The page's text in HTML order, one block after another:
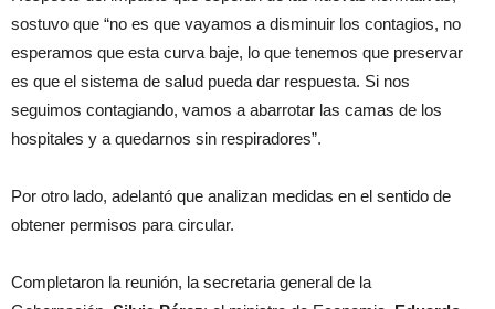
sostuvo que “no es que vayamos a disminuir los contagios, no
esperamos que esta curva baje, lo que tenemos que preservar
es que el sistema de salud pueda dar respuesta. Si nos
seguimos contagiando, vamos a abarrotar las camas de los
hospitales y a quedarnos sin respiradores”.
Por otro lado, adelantó que analizan medidas en el sentido de
obtener permisos para circular.
Completaron la reunión, la secretaria general de la